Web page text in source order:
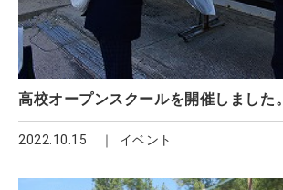
高校オープンスクールを開催しました。
2022.10.15 イベント